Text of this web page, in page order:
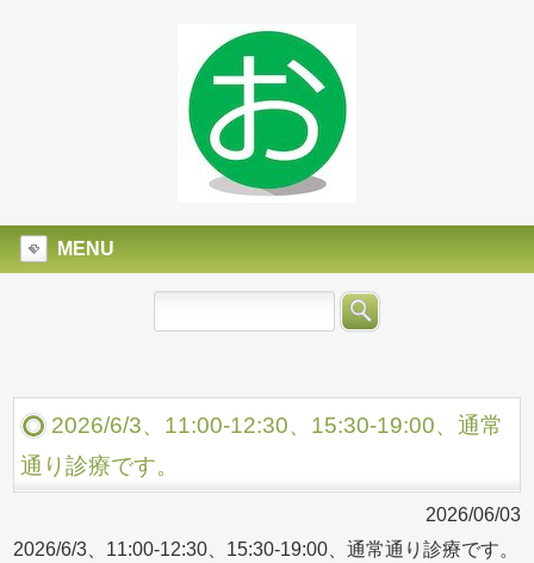
MENU
2026/6/3、11:00-12:30、15:30-19:00、通常
通り診療です。
2026/06/03
2026/6/3、11:00-12:30、15:30-19:00、通常通り診療です。